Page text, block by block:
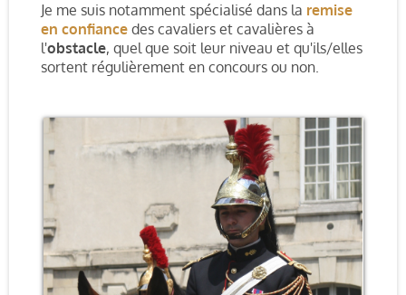
Je me suis notamment spécialisé dans la remise
en confiance des cavaliers et cavalières à
l'obstacle, quel que soit leur niveau et qu'ils/elles
sortent régulièrement en concours ou non.